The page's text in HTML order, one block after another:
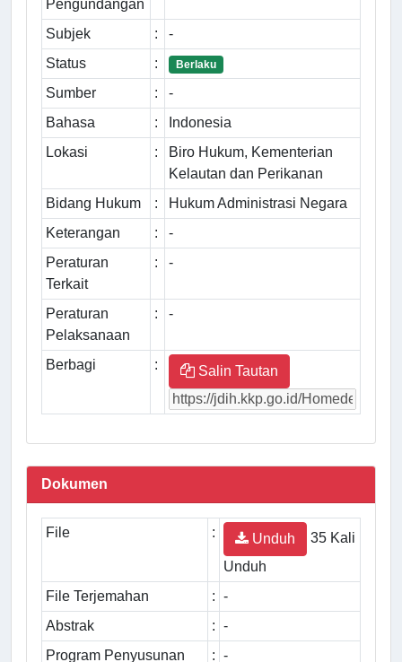
Pengundangan
Subjek
:
-
Status
: Berlaku
Sumber :
-
Bahasa
:
Indonesia
Lokasi
:
Biro Hukum, Kementerian
Kelautan dan Perikanan
Bidang Hukum
:
Hukum Administrasi Negara
Keterangan
:
-
Peraturan
Terkait
: -
Peraturan
Pelaksanaan
: -
Berbagi : Salin Tautan
Dokumen
File : Unduh
35 Kali
Unduh
File Terjemahan
: -
Abstrak
: -
Program Penyusunan
: -